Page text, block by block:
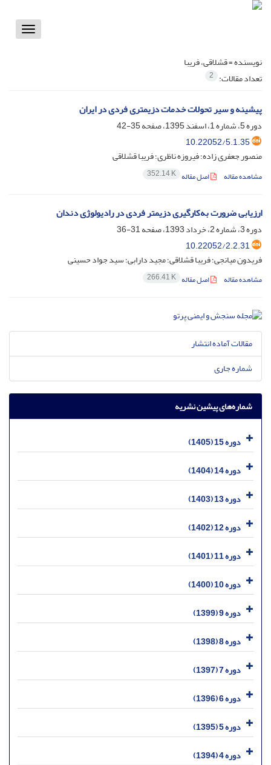
Toggle
نویسنده =قشلاقی، فریبا
تعداد مقالات: 2
پیشینه و سیر تحولات خدمات دزیمتری فردی در ایران
دوره 5، شماره 1، اسفند 1395، صفحه
35-42
10.22052/5.1.35
منصور جعفری زاده؛ فیروزه ناظری؛ فریبا قشلاقی
مشاهده مقاله اصل مقاله 352.14 K
ارزیابی ضرورت به‌کارگیری دزیمتر فردی در رادیولوژی دندان
دوره 3، شماره 2، خرداد 1393، صفحه
31-36
10.22052/2.2.31
فریدون میانجی؛ فریبا قشلاقی؛ مجید دارابی؛ سید جواد حسینی
مشاهده مقاله اصل مقاله 266.41 K
مقالات آماده انتشار
شماره جاری
شماره‌های پیشین نشریه
دوره 15 (1405)
دوره 14 (1404)
دوره 13 (1403)
دوره 12 (1402)
دوره 11 (1401)
دوره 10 (1400)
دوره 9 (1399)
دوره 8 (1398)
دوره 7 (1397)
دوره 6 (1396)
دوره 5 (1395)
دوره 4 (1394)